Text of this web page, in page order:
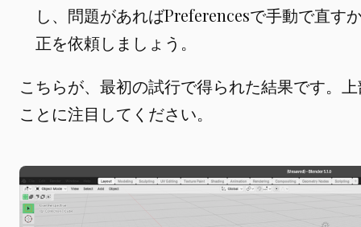
し、問題があればPreferencesで手動で直す
正を依頼しましょう。
こちらが、最初の試行で得られた結果です。
ことに注目してください。